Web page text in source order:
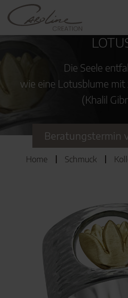
Die Seele
wie eine Lotusblume mit
(Khalil
Beratungstermin
Home Schmuck